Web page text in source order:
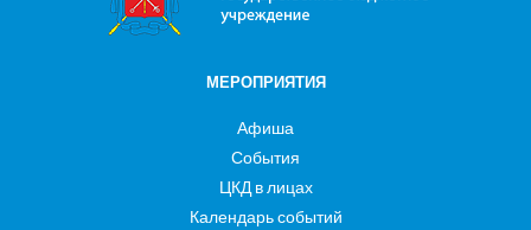
МЕРОПРИЯТИЯ
Афиша
События
ЦКД в лицах
Календарь событий